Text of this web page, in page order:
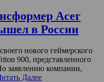
Acer
в России
нового геймерского
900, представленного
заявлению компании,
Далее